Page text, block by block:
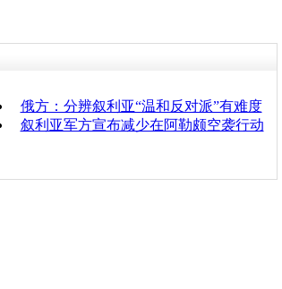
俄方：分辨叙利亚“温和反对派”有难度
叙利亚军方宣布减少在阿勒颇空袭行动